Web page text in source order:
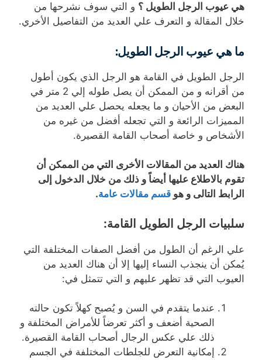
هي عيوب الرجل الطويل ؟ و التي سوف نشرحها من
خلال المقالة و التعرف علي العديد من التفاصيل الأخري.
ما هي عيوب الرجل الطويل:
الرجل الطويل في القامة هو الرجل الذي يكون أطول
من أقرانه و من الممكن أن يصل طوله إلي 2 متر في
البعض من الأحيان و ما يجعله يحصل علي العديد من
المميزات الرائعة و التي تجعله أفضل من غيره من
الأشخاص و خاصة أصحاب القامة القصيرة.
هناك العديد من المقالات الأخرى التي من الممكن أن
تقوم بالاطلاع عليها أيضاً و ذلك من خلال الدخول إلى
الرابط التالى و هو قسم مقالات عامة.
سلبيات الرجل الطويل القامة:
علي الرغم أن الطول من أفضل الصفات المختلفة التي
يُمكن أن ينجذب النساء إليها إلا أن هناك العديد من
العيوب التي قد تظهر عليهم و التي تتمثل في:
عندما يتقدم في السن و يُصبح كهلاً تكون حالته
الصحية أضعف و أكثر تعرضاً للأمراض المختلفة و
ذلك علي عكس الرجال أصحاب القامة القصيرة.
إمكانية التعرض للجلطات المختلفة في الجسم